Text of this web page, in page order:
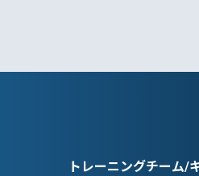
トレーニングチーム/